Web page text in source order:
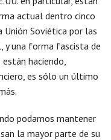
actual dentro cinco
Unión Soviética por las
y una forma fascista de
haciendo,
es sólo un último
podamos mantener
la mayor parte de su